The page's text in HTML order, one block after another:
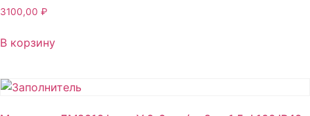
3100,00 ₽
В корзину